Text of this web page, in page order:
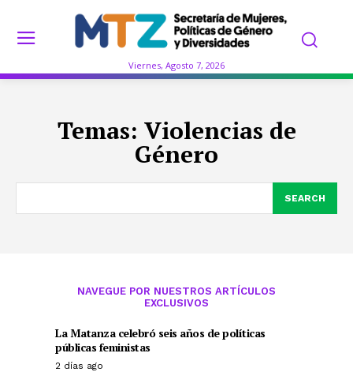
Viernes, Agosto 7, 2026
Temas: Violencias de
Género
SEARCH
NAVEGUE POR NUESTROS ARTÍCULOS
EXCLUSIVOS
La Matanza celebró seis años de políticas
públicas feministas
2 días ago